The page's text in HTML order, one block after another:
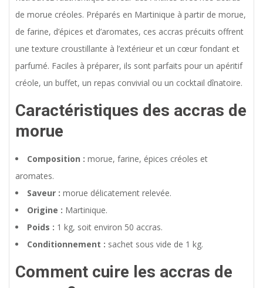
de morue créoles. Préparés en Martinique à partir de morue,
de farine, d’épices et d’aromates, ces accras précuits offrent
une texture croustillante à l’extérieur et un cœur fondant et
parfumé. Faciles à préparer, ils sont parfaits pour un apéritif
créole, un buffet, un repas convivial ou un cocktail dînatoire.
Caractéristiques des accras de
morue
Composition : morue, farine, épices créoles et
aromates.
Saveur : morue délicatement relevée.
Origine : Martinique.
Poids : 1 kg, soit environ 50 accras.
Conditionnement : sachet sous vide de 1 kg.
Comment cuire les accras de